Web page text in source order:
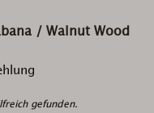
/ Walnut Wood
gefunden.